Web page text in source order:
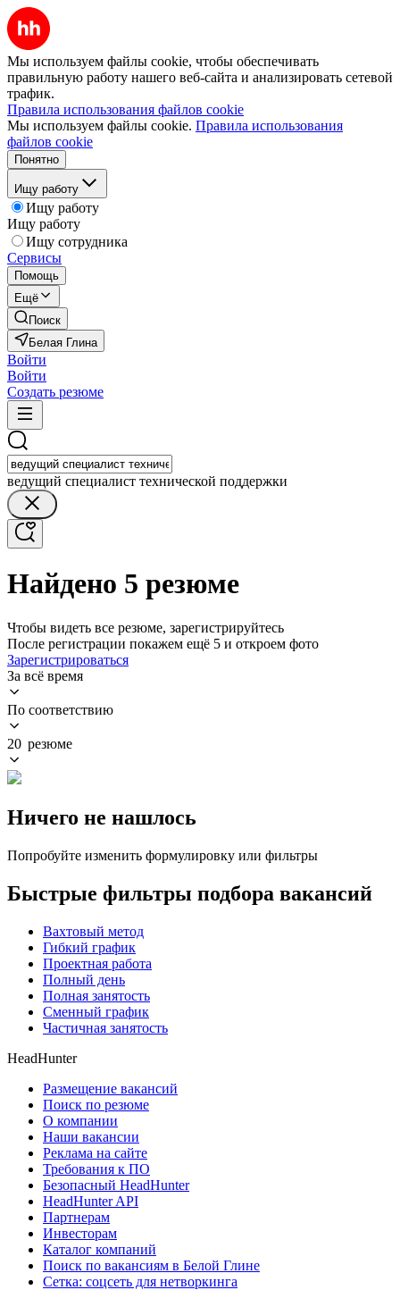
Мы используем файлы cookie, чтобы обеспечивать
правильную работу нашего веб-сайта и анализировать сетевой
трафик.
Правила использования файлов cookie
Мы используем файлы cookie. Правила использования
файлов cookie
Понятно
Ищу работу
Ищу работу
Ищу работу
Ищу сотрудника
Сервисы
Помощь
Ещё
Поиск
Белая Глина
Войти
Войти
Создать резюме
ведущий специалист технической поддержки
Найдено 5 резюме
Чтобы видеть все резюме, зарегистрируйтесь
После регистрации покажем ещё 5 и откроем фото
Зарегистрироваться
За всё время
По соответствию
20 резюме
Ничего не нашлось
Попробуйте изменить формулировку или фильтры
Быстрые фильтры подбора вакансий
Вахтовый метод
Гибкий график
Проектная работа
Полный день
Полная занятость
Сменный график
Частичная занятость
HeadHunter
Размещение вакансий
Поиск по резюме
О компании
Наши вакансии
Реклама на сайте
Требования к ПО
Безопасный HeadHunter
HeadHunter API
Партнерам
Инвесторам
Каталог компаний
Поиск по вакансиям в Белой Глине
Сетка: соцсеть для нетворкинга